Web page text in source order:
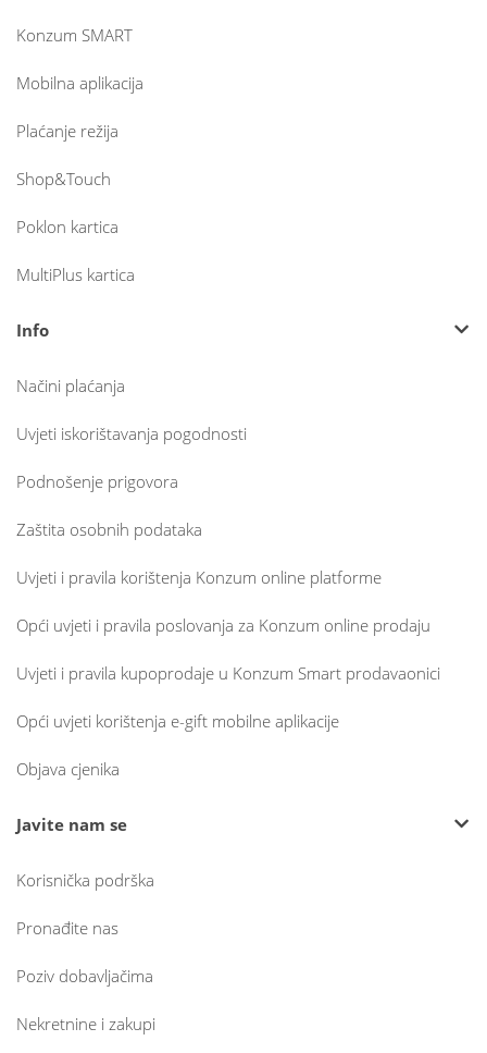
Konzum SMART
Mobilna aplikacija
Plaćanje režija
Shop&Touch
Poklon kartica
MultiPlus kartica
Info
Načini plaćanja
Uvjeti iskorištavanja pogodnosti
Podnošenje prigovora
Zaštita osobnih podataka
Uvjeti i pravila korištenja Konzum online platforme
Opći uvjeti i pravila poslovanja za Konzum online prodaju
Uvjeti i pravila kupoprodaje u Konzum Smart prodavaonici
Opći uvjeti korištenja e-gift mobilne aplikacije
Objava cjenika
Javite nam se
Korisnička podrška
Pronađite nas
Poziv dobavljačima
Nekretnine i zakupi